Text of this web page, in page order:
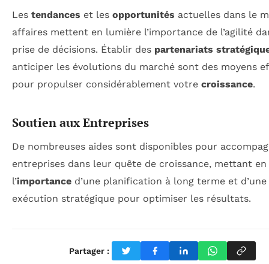
Les tendances et les opportunités actuelles dans le
affaires mettent en lumière l’importance de l’agilité
prise de décisions. Établir des partenariats
anticiper les évolutions du marché sont des moyens
pour propulser considérablement votre croissance.
Soutien aux Entreprises
De nombreuses aides sont disponibles pour
entreprises dans leur quête de croissance, mettant en
l’importance d’une planification à long terme et d’une
exécution stratégique pour optimiser les résultats.
Partager :